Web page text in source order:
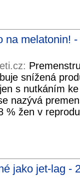
na melatonin!
snížená
s nutkáním
nazývá
% žen v
jako jet-lag -